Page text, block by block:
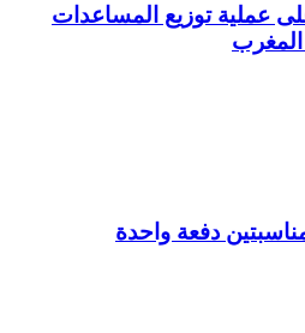
عملية توزيع المساعدات
المغرب
دفعة واحدة